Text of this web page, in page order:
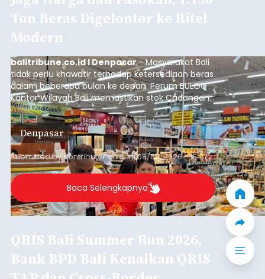
Ton Beras Digelontor ke Ritel
Modern
balitribune.co.id I Denpasar- Masyarakat Bali
tidak perlu khawatir terhadap ketersediaan beras
dalam beberapa bulan ke depan. Perum BULOG
Kantor Wilayah Bali memastikan stok Cadangan
Beras Pemerintah (CBP) masih dalam kondisi
aman, bahkan diproyeksikan mampu memenuhi
kebutuhan masyarakat hingga sekitar 10 bulan.
Denpasar
Submitted bycontributoronSun, 08/09/2026 - 18:27
Baca Selengkapnya
QRIS Bali Summer Run 2026,
Bank BPD Bali Kenalkan QRIS